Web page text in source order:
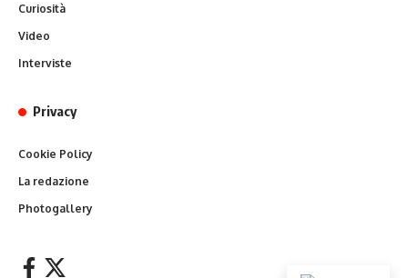
Curiosità
Video
Interviste
Privacy
Cookie Policy
La redazione
Photogallery